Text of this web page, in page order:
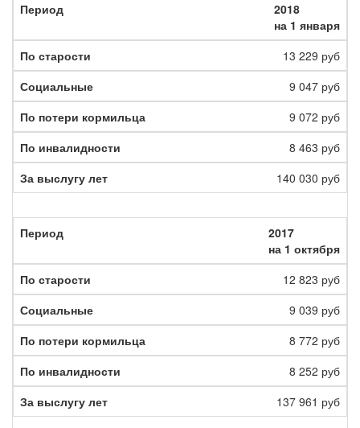
2018
на 1 января
13 229 руб
9 047 руб
9 072 руб
8 463 руб
140 030 руб
2017
на 1 октября
12 823 руб
9 039 руб
8 772 руб
8 252 руб
137 961 руб